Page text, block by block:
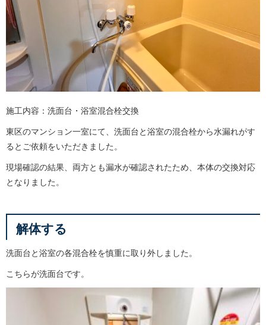
施工内容：洗面台・浴室混合栓交換
東区のマンション一室にて、洗面台と浴室の混合栓から水漏れがす
るとご依頼をいただきました。
現場確認の結果、両方とも漏水が確認されたため、本体の交換対応
となりました。
解体する
洗面台と浴室の各混合栓を慎重に取り外しました。
こちらが洗面台です。